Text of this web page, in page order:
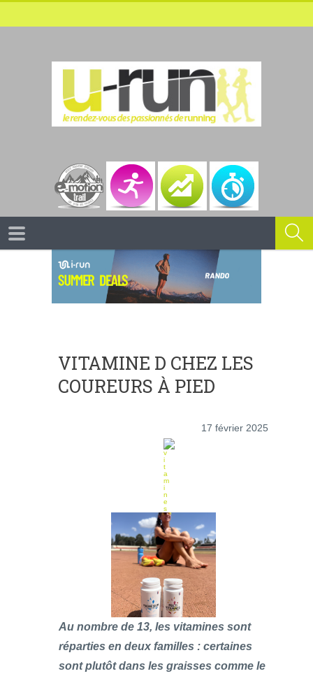
VITAMINE D CHEZ LES
COUREURS À PIED
17 février 2025
Au nombre de 13, les vitamines sont
réparties en deux familles : certaines
sont plutôt dans les graisses comme le